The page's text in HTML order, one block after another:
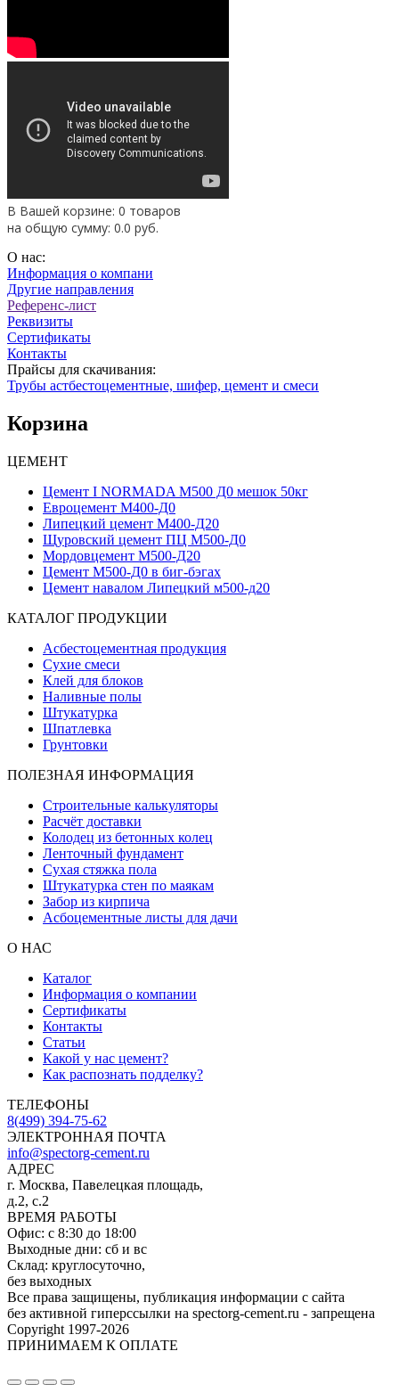
В Вашей корзине: 0 товаров
на общую сумму: 0.0 руб.
О нас:
Информация о компани
Другие направления
Референс-лист
Реквизиты
Сертификаты
Контакты
Прайсы для скачивания:
Трубы астбестоцементные, шифер, цемент и смеси
Корзина
ЦЕМЕНТ
Цемент I NORMADA М500 Д0 мешок 50кг
Евроцемент М400-Д0
Липецкий цемент М400-Д20
Щуровский цемент ПЦ М500-Д0
Мордовцемент М500-Д20
Цемент М500-Д0 в биг-бэгах
Цемент навалом Липецкий м500-д20
КАТАЛОГ ПРОДУКЦИИ
Асбестоцементная продукция
Сухие смеси
Клей для блоков
Наливные полы
Штукатурка
Шпатлевка
Грунтовки
ПОЛЕЗНАЯ ИНФОРМАЦИЯ
Строительные калькуляторы
Расчёт доставки
Колодец из бетонных колец
Ленточный фундамент
Сухая стяжка пола
Штукатурка стен по маякам
Забор из кирпича
Асбоцементные листы для дачи
О НАС
Каталог
Информация о компании
Сертификаты
Контакты
Статьи
Какой у нас цемент?
Как распознать подделку?
ТЕЛЕФОНЫ
8(499) 394-75-62
ЭЛЕКТРОННАЯ ПОЧТА
info@spectorg-cement.ru
АДРЕС
г. Москва, Павелецкая площадь,
д.2, с.2
ВРЕМЯ РАБОТЫ
Офис: с 8:30 до 18:00
Выходные дни: сб и вс
Склад: круглосуточно,
без выходных
Все права защищены, публикация информации с сайта
без активной гиперссылки на spectorg-cement.ru - запрещена
Copyright 1997-2026
ПРИНИМАЕМ К ОПЛАТЕ